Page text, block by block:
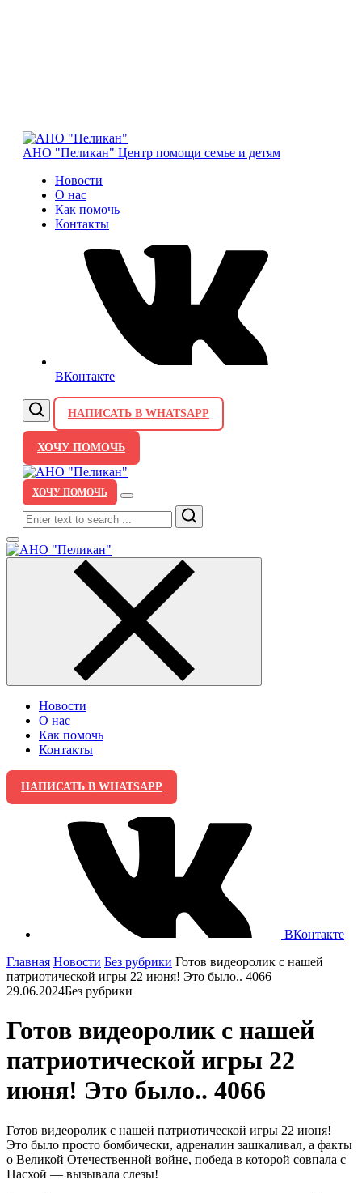
АНО "Пеликан" Центр помощи семье и детям
Новости
О нас
Как помочь
Контакты
ВКонтакте
НАПИСАТЬ В WHATSAPP
ХОЧУ ПОМОЧЬ
ХОЧУ ПОМОЧЬ
Search
Новости
О нас
Как помочь
Контакты
НАПИСАТЬ В WHATSAPP
ВКонтакте
Главная Новости Без рубрики Готов видеоролик с нашей
патриотической игры 22 июня! Это было.. 4066
29.06.2024Без рубрики
Готов видеоролик с нашей
патриотической игры 22
июня! Это было.. 4066
Готов видеоролик с нашей патриотической игры 22 июня!
Это было просто бомбически, адреналин зашкаливал, а факты
о Великой Отечественной войне, победа в которой совпала с
Пасхой — вызывала слезы!